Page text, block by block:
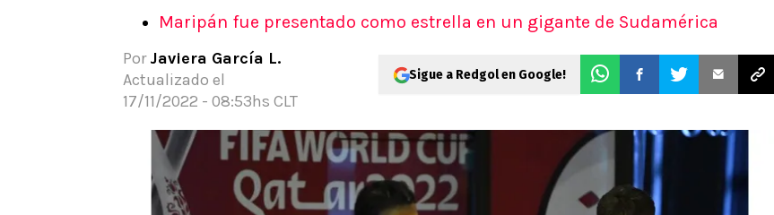
Apuesta del día
Apuestas Mundial 2026
Maripán fue presentado como estrella en un gigante de Sudamérica
Por Javiera García L.
Actualizado el
17/11/2022 - 08:53hs CLT
Sigue a Redgol en Google!